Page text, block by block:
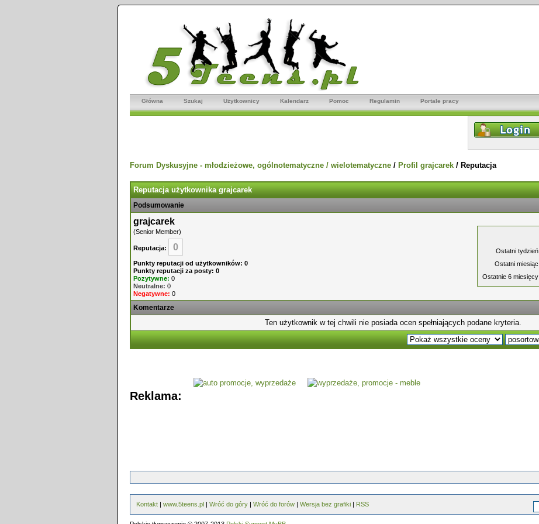
Główna Szukaj Użytkownicy Kalendarz Pomoc Regulamin Portale pracy
Forum Dyskusyjne - młodzieżowe, ogólnotematyczne / wielotematyczne / Profil grajcarek / Reputacja
Reputacja użytkownika grajcarek
Podsumowanie
grajcarek
(Senior Member)
Reputacja: 0
Punkty reputacji od użytkowników: 0
Punkty reputacji za posty: 0
Pozytywne: 0
Neutralne: 0
Negatywne: 0
Ostatni tydzień
Ostatni miesiąc
Ostatnie 6 miesięcy
Komentarze
Ten użytkownik w tej chwili nie posiada ocen spełniających podane kryteria.
Reklama:
Kontakt | www.5teens.pl | Wróć do góry | Wróć do forów | Wersja bez grafiki | RSS